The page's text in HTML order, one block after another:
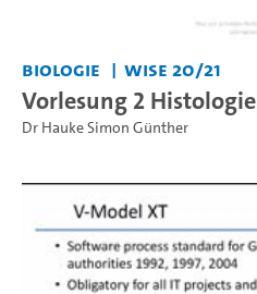
Biologie WiSe 20/21
Vorlesung 2 Histologie
Dr Hauke Simon Günther